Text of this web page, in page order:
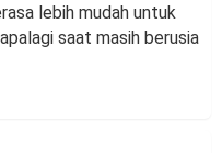
lebih mudah untuk
saat masih berusia